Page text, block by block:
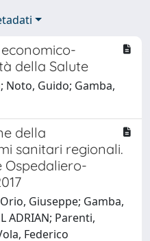
della Salute
Noto, Guido; Gamba,
della
sanitari regionali.
Ospedaliero-
Giuseppe; Gamba,
ADRIAN; Parenti,
Federico